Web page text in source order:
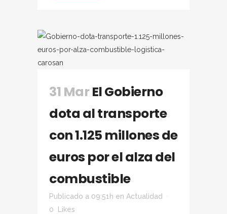
31 Mar El Gobierno
dota al transporte
con 1.125 millones de
euros por el alza del
combustible
Publicado a 09:51h en Actualidad
0
Likes